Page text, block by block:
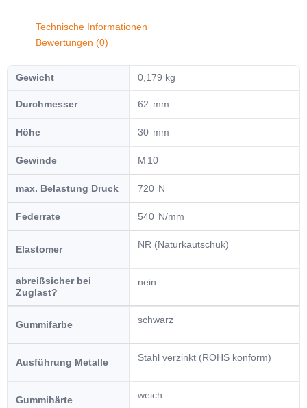
Technische Informationen
Bewertungen (0)
Gewicht 0,179 kg
Durchmesser 62
Höhe 30
Gewinde 10
max. Belastung Druck 720
Federrate 540
Elastomer NR (Naturkautschuk)
abreißsicher bei
Zuglast?
nein
Gummifarbe schwarz
Ausführung Metalle Stahl verzinkt (ROHS konform)
Gummihärte weich